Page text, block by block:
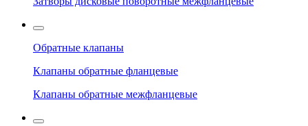
Обратные клапаны
Клапаны обратные фланцевые
Клапаны обратные межфланцевые